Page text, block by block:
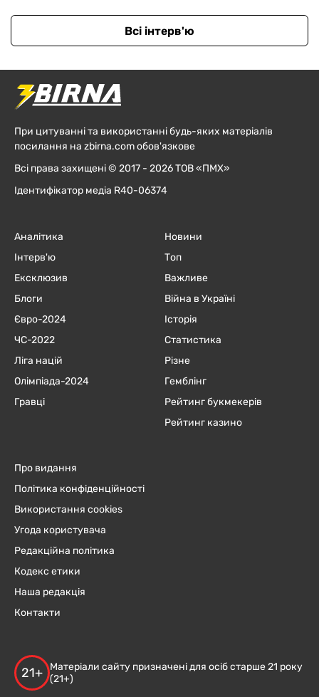
Всі інтерв'ю
При цитуванні та використанні будь-яких матеріалів
посилання на zbirna.com обов'язкове
Всі права захищені © 2017 - 2026 ТОВ «ПМХ»
Ідентифікатор медіа R40-06374
Аналітика
Інтерв'ю
Ексклюзив
Блоги
Євро-2024
ЧC-2022
Ліга націй
Олімпіада-2024
Гравці
Новини
Топ
Важливе
Війна в Україні
Історія
Статистика
Різне
Гемблінг
Рейтинг букмекерів
Рейтинг казино
Про видання
Політика конфіденційності
Використання cookies
Угода користувача
Редакційна політика
Кодекс етики
Наша редакція
Контакти
21+
Матеріали сайту призначені для осіб старше 21 року
(21+)